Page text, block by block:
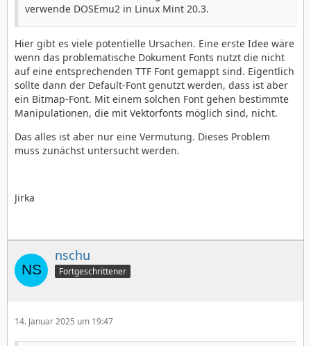
verwende DOSEmu2 in Linux Mint 20.3.
Hier gibt es viele potentielle Ursachen. Eine erste Idee wäre
wenn das problematische Dokument Fonts nutzt die nicht
auf eine entsprechenden TTF Font gemappt sind. Eigentlich
sollte dann der Default-Font genutzt werden, dass ist aber
ein Bitmap-Font. Mit einem solchen Font gehen bestimmte
Manipulationen, die mit Vektorfonts möglich sind, nicht.
Das alles ist aber nur eine Vermutung. Dieses Problem
muss zunächst untersucht werden.
Jirka
nschu
Fortgeschrittener
14. Januar 2025 um 19:47